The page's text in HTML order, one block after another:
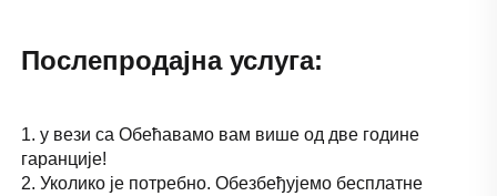
Послепродајна услуга:
1. у вези са Обећавамо вам више од две године
гаранције!
2. Уколико је потребно. Обезбеђујемо бесплатне